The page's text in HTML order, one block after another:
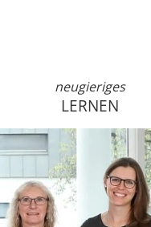
neugieriges
LERNEN